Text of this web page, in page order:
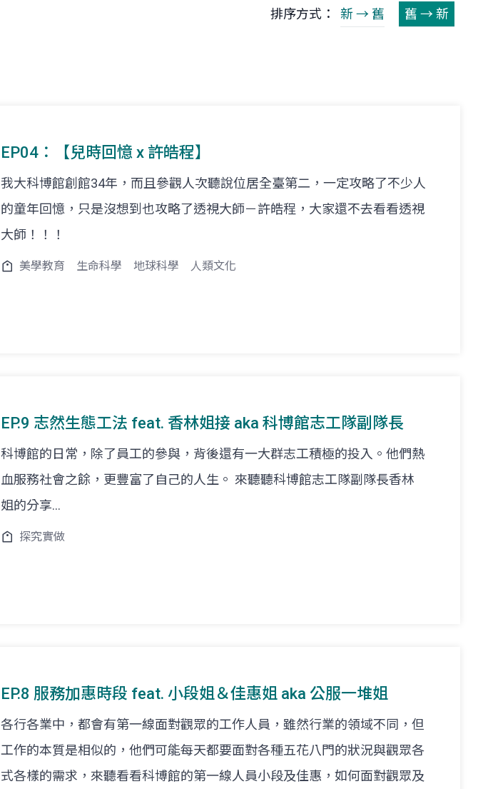
排序方式： 新 → 舊 舊 → 新
EP04：【兒時回憶 x 許皓程】
我大科博館創館34年，而且參觀人次聽說位居全臺第二，一定攻略了不少人
的童年回憶，只是沒想到也攻略了透視大師－許皓程，大家還不去看看透視
大師！！！
美學教育 生命科學 地球科學 人類文化
EP.9 志然生態工法 feat. 香林姐接 aka 科博館志工隊副隊長
科博館的日常，除了員工的參與，背後還有一大群志工積極的投入。他們熱
血服務社會之餘，更豐富了自己的人生。 來聽聽科博館志工隊副隊長香林
姐的分享...
探究實做
EP.8 服務加惠時段 feat. 小段姐＆佳惠姐 aka 公服一堆姐
各行各業中，都會有第一線面對觀眾的工作人員，雖然行業的領域不同，但
工作的本質是相似的，他們可能每天都要面對各種五花八門的狀況與觀眾各
式各樣的需求，來聽看看科博館的第一線人員小段及佳惠，如何面對觀眾及